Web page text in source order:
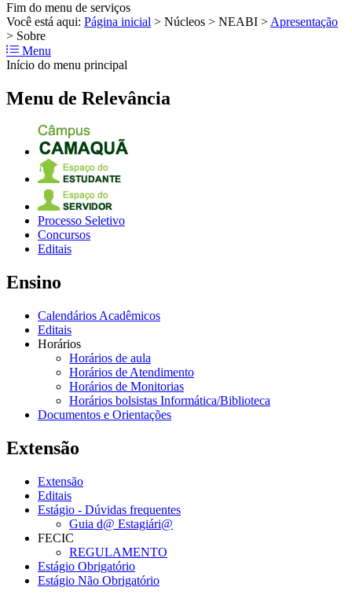
Fim do menu de serviços
Você está aqui: Página inicial > Núcleos > NEABI > Apresentação
> Sobre
Menu
Início do menu principal
Menu de Relevância
Processo Seletivo
Concursos
Editais
Ensino
Calendários Acadêmicos
Editais
Horários
Horários de aula
Horários de Atendimento
Horários de Monitorias
Horários bolsistas Informática/Biblioteca
Documentos e Orientações
Extensão
Extensão
Editais
Estágio - Dúvidas frequentes
Guia d@ Estagiári@
FECIC
REGULAMENTO
Estágio Obrigatório
Estágio Não Obrigatório